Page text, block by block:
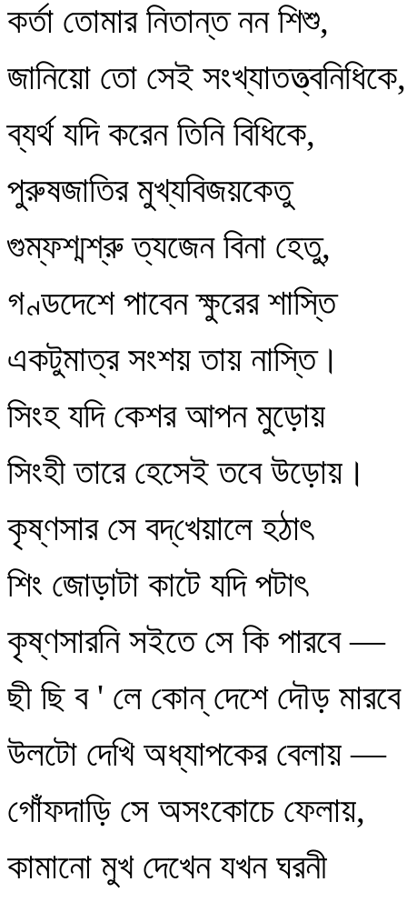
কর্তা তোমার নিতান্ত নন শিশু,
জানিয়ো তো সেই সংখ্যাতত্ত্বনিধিকে,
ব্যর্থ যদি করেন তিনি বিধিকে,
পুরুষজাতির মুখ্যবিজয়কেতু
গুম্ফশ্মশ্রু ত্যজেন বিনা হেতু,
গণ্ডদেশে পাবেন ক্ষুরের শাস্তি
একটুমাত্র সংশয় তায় নাস্তি।
সিংহ যদি কেশর আপন মুড়োয়
সিংহী তারে হেসেই তবে উড়োয়।
কৃষ্ণসার সে বদ্‌খেয়ালে হঠাৎ
শিং জোড়াটা কাটে যদি পটাৎ
কৃষ্ণসারনি সইতে সে কি পারবে —
ছী ছি ব ' লে কোন্‌ দেশে দৌড়
উলটো দেখি অধ্যাপকের বেলায় —
গোঁফদাড়ি সে অসংকোচে ফেলায়,
কামানো মুখ দেখেন যখন ঘরনী